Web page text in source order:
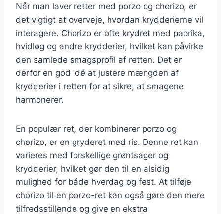
Når man laver retter med porzo og chorizo, er
det vigtigt at overveje, hvordan krydderierne vil
interagere. Chorizo er ofte krydret med paprika,
hvidløg og andre krydderier, hvilket kan påvirke
den samlede smagsprofil af retten. Det er
derfor en god idé at justere mængden af
krydderier i retten for at sikre, at smagene
harmonerer.
En populær ret, der kombinerer porzo og
chorizo, er en gryderet med ris. Denne ret kan
varieres med forskellige grøntsager og
krydderier, hvilket gør den til en alsidig
mulighed for både hverdag og fest. At tilføje
chorizo til en porzo-ret kan også gøre den mere
tilfredsstillende og give en ekstra